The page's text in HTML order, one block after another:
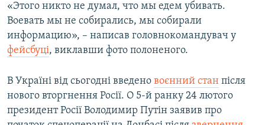
«Этого никто не думал, что мы едем убивать.
Воевать мы не собирались, мы собирали
информацию», – написав головнокомандувач у
фейсбуці, виклавши фото полоненого.
В Україні від сьогодні введено воєнний стан після
нового вторгнення Росії. О 5-й ранку 24 лютого
президент Росії Володимир Путін заявив про